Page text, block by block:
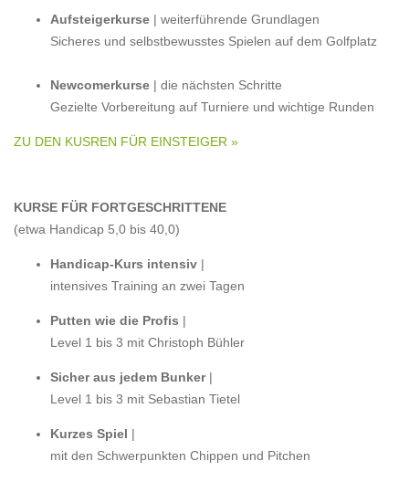
Aufsteigerkurse | weiterführende Grundlagen
Sicheres und selbstbewusstes Spielen auf dem Golfplatz
Newcomerkurse | die nächsten Schritte
Gezielte Vorbereitung auf Turniere und wichtige Runden
ZU DEN KUSREN FÜR EINSTEIGER »
KURSE FÜR FORTGESCHRITTENE
(etwa Handicap 5,0 bis 40,0)
Handicap-Kurs intensiv |
intensives Training an zwei Tagen
Putten wie die Profis |
Level 1 bis 3 mit Christoph Bühler
Sicher aus jedem Bunker|
Level 1 bis 3 mit Sebastian Tietel
Kurzes Spiel |
mit den Schwerpunkten Chippen und Pitchen